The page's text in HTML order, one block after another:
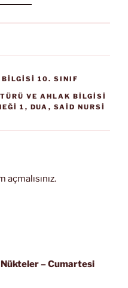
BİLGİSİ 10. SINIF
VE AHLAK BİLGİSİ
1 , DUA , SAID NURSI
açmalısınız.
Nükteler – Cumartesi